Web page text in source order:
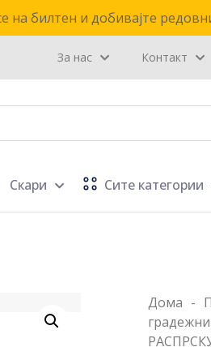
на билтен и добивајте
За нас Контакт
Скари Сите категории
Дома -